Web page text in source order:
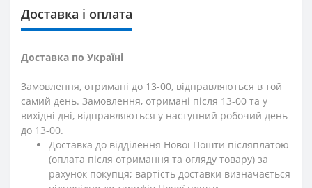
Доставка і оплата
Доставка по Україні
Замовлення, отримані до 13-00, відправляються в той
самий день. Замовлення, отримані після 13-00 та у
вихідні дні, відправляються у наступний робочий день
до 13-00.
Доставка до відділення Нової Пошти післяплатою
(оплата після отримання та огляду товару) за
рахунок покупця; вартість доставки визначається